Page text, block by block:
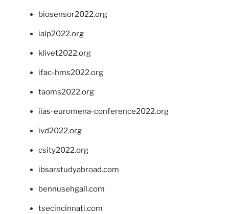
biosensor2022.org
ialp2022.org
klivet2022.org
ifac-hms2022.org
taoms2022.org
iias-euromena-conference2022.org
ivd2022.org
csity2022.org
ibsarstudyabroad.com
bennusehgall.com
tsecincinnati.com